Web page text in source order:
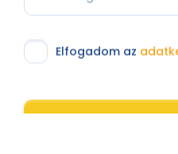
Elfogadom az